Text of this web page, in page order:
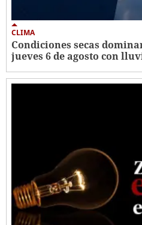
CLIMA
Condiciones secas
jueves 6 de agosto con